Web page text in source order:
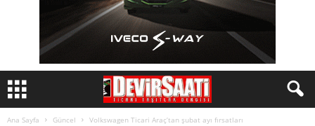
Ana Sayfa Güncel Volkswagen Ticari Araç’tan şubat ayı fırsatlar ı